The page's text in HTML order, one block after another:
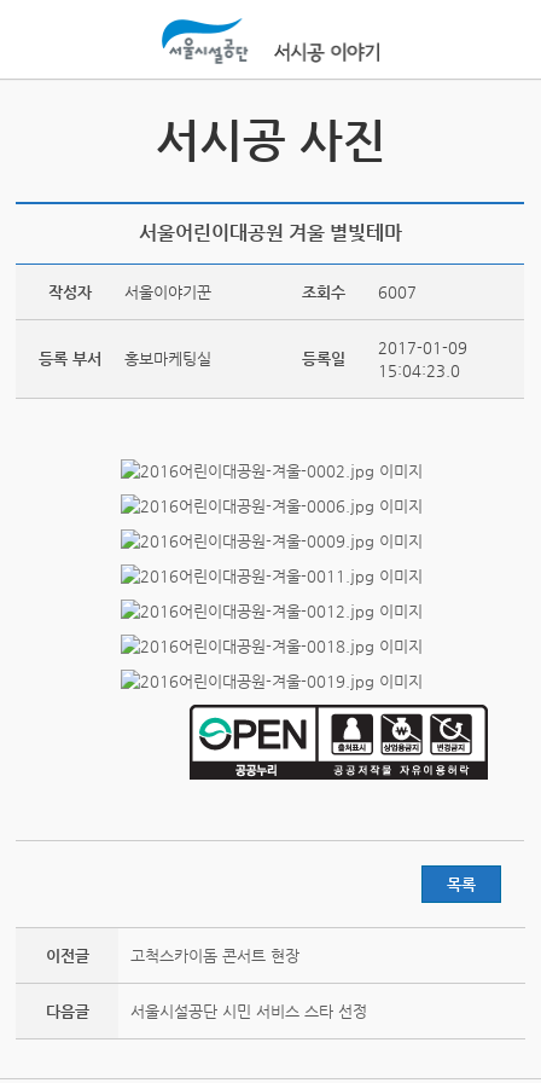
서시공 사진
서울어린이대공원 겨울 별빛테마
작성자 서울이야기꾼 조회수 6007
등록 부서 홍보마케팅실 등록일
2017-01-09
15:04:23.0
목록
이전글 고척스카이돔 콘서트 현장
다음글 서울시설공단 시민 서비스 스타 선정